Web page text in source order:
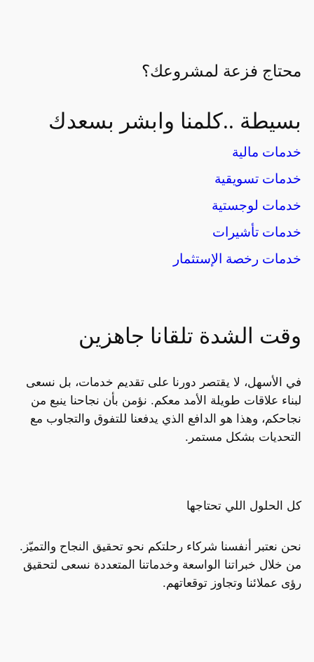
محتاج فزعة لمشروعك؟
بسيطة ..كلمنا وابشر بسعدك
خدمات مالية
خدمات تسويقية
خدمات لوجستية
خدمات تأشيرات
خدمات رخصة الإستثمار
وقت الشدة تلقانا جاهزين
في الأسهل، لا يقتصر دورنا على تقديم خدمات، بل نسعى
لبناء علاقات طويلة الأمد معكم. نؤمن بأن نجاحنا ينبع من
نجاحكم، وهذا هو الدافع الذي يدفعنا للتفوق والتجاوب مع
التحديات بشكل مستمر.
كل الحلول اللي تحتاجها
نحن نعتبر أنفسنا شركاء رحلتكم نحو تحقيق النجاح والتميّز.
من خلال خبراتنا الواسعة وخدماتنا المتعددة نسعى لتحقيق
رؤى عملائنا وتجاوز توقعاتهم.